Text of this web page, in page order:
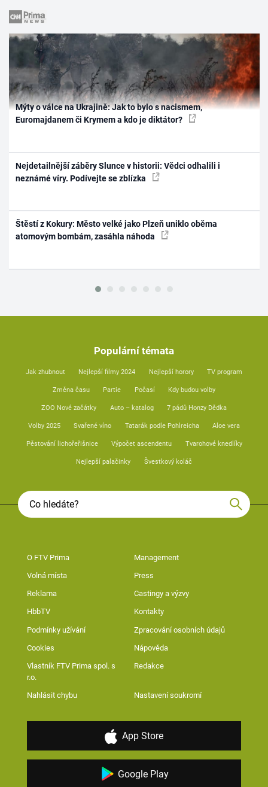
Mýty o válce na Ukrajině: Jak to bylo s nacismem,
Euromajdanem či Krymem a kdo je diktátor?
Nejdetailnější záběry Slunce v historii: Vědci odhalili i
neznámé víry. Podívejte se zblízka
Štěstí z Kokury: Město velké jako Plzeň uniklo oběma
atomovým bombám, zasáhla náhoda
Populární témata
Jak zhubnout Nejlepší filmy 2024 Nejlepší horory TV program
Změna času Partie Počasí Kdy budou volby
ZOO Nové začátky Auto – katalog 7 pádů Honzy Dědka
Volby 2025 Svařené víno Tatarák podle Pohlreicha Aloe vera
Pěstování lichořeřišnice Výpočet ascendentu Tvarohové knedlíky
Nejlepší palačinky Švestkový koláč
O FTV Prima Management
Volná místa Press
Reklama Castingy a výzvy
HbbTV Kontakty
Podmínky užívání Zpracování osobních údajů
Cookies Nápověda
Vlastník FTV Prima spol. s
r.o.
Redakce
Nahlásit chybu Nastavení soukromí
App Store
Google Play